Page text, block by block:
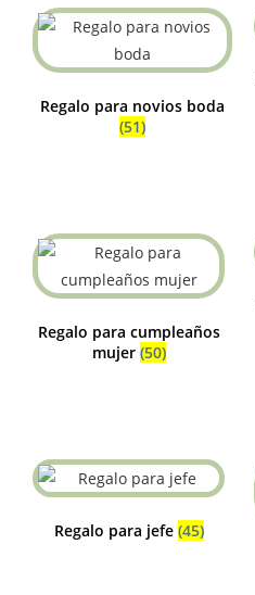
Regalo para novios boda
(51)
Regalo para cumpleaños
mujer (50)
Regalo para jefe (45)